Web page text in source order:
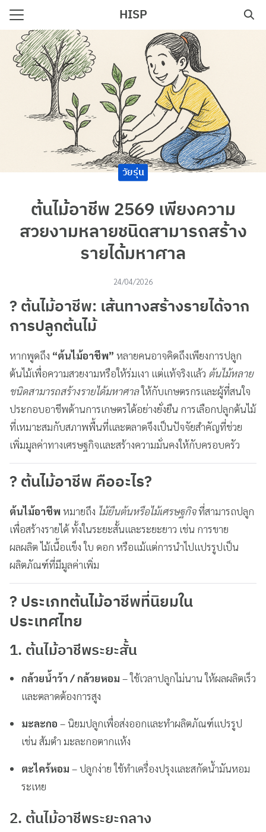
Skip
content
HISP
Search
for:
วัยรุ่น
ต้นไม้อาชีพ 2569 เพียงความ
สวยงามหลายชนิดสามารถสร้าง
รายได้มหาศาล
24/04/2026
? ต้นไม้อาชีพ: เส้นทางสร้างรายได้จาก
การปลูกต้นไม้
หากพูดถึง “ต้นไม้อาชีพ” หลายคนอาจคิดถึงเพียงการปลูก
ต้นไม้เพื่อความสวยงามหรือให้ร่มเงา แต่แท้จริงแล้ว ต้นไม้หลาย
ชนิดสามารถสร้างรายได้มหาศาลให้กับเกษตรกรและผู้ที่สนใจ
ประกอบอาชีพด้านการเกษตรได้อย่างยั่งยืน การเลือกปลูกต้นไม้
ที่เหมาะสมกับสภาพพื้นที่และตลาดจึงเป็นปัจจัยสำคัญที่ช่วย
เพิ่มมูลค่าทางเศรษฐกิจและสร้างความมั่นคงให้กับครอบครัว
? ต้นไม้อาชีพ คืออะไร?
ต้นไม้อาชีพหมายถึง ไม้ยืนต้นหรือไม้เศรษฐกิจที่สามารถปลูก
เพื่อสร้างรายได้ ทั้งในระยะสั้นและระยะยาว เช่น การขาย
ผลผลิต ไม้เนื้อแข็ง ใบ ดอก หรือแม้แต่การนำไปแปรรูปเป็น
ผลิตภัณฑ์ที่มีมูลค่าเพิ่ม
? ประเภทต้นไม้อาชีพที่นิยมใน
ประเทศไทย
1. ต้นไม้อาชีพระยะสั้น
กล้วยน้ำว้า / กล้วยหอม – ใช้เวลาปลูกไม่นาน ให้ผลผลิตเร็ว
และตลาดต้องการสูง
มะละกอ – นิยมปลูกเพื่อส่งออกและทำผลิตภัณฑ์แปรรูป
เช่น ส้มตำ มะละกอตากแห้ง
ตะไคร้หอม – ปลูกง่าย ใช้ทำเครื่องปรุงและสกัดน้ำมันหอม
ระเหย
2. ต้นไม้อาชีพระยะกลาง